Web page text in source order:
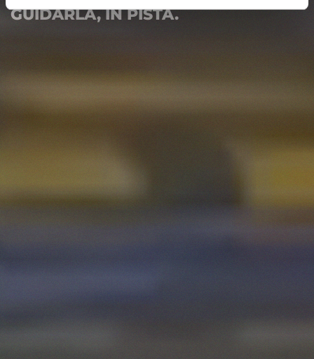
GUIDARLA, IN PISTA.